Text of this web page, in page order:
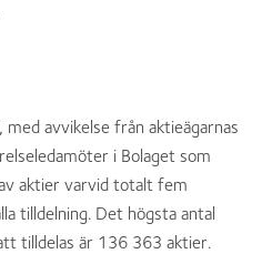
avvikelse från aktieägarnas
i Bolaget som
aktier varvid totalt fem
tilldelning. Det högsta antal
tilldelas är 136 363 aktier.